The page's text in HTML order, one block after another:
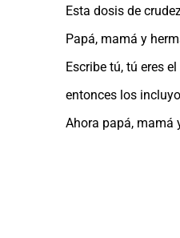
Esta dosis de
Papá, mamá y
Escribe tú, tú eres
entonces los
Ahora papá, mamá